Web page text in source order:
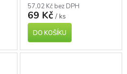
57,02 Kč bez DPH
69 Kč / ks
DO KOŠÍKU